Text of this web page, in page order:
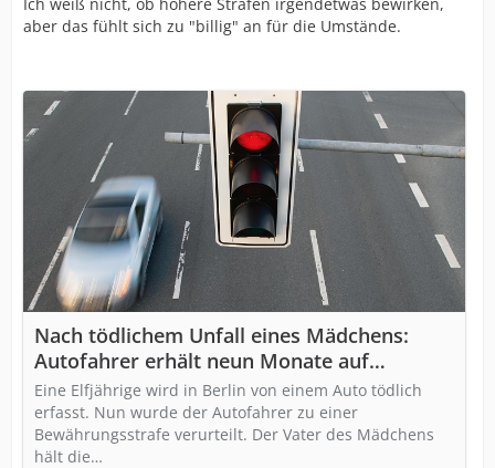
aber das fühlt sich zu "billig" an für die Umstände.
Nach tödlichem Unfall eines Mädchens:
Autofahrer erhält neun Monate auf
Bewährung
Eine Elfjährige wird in Berlin von einem Auto tödlich
erfasst. Nun wurde der Autofahrer zu einer
Bewährungsstrafe verurteilt. Der Vater des Mädchens
hält die…